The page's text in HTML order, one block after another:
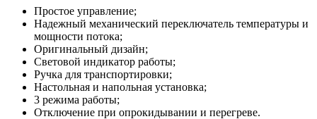
Простое управление;
Надежный механический переключатель температуры и
мощности потока;
Оригинальный дизайн;
Световой индикатор работы;
Ручка для транспортировки;
Настольная и напольная установка;
3 режима работы;
Отключение при опрокидывании и перегреве.